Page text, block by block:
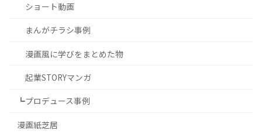
ショート動画
まんがチラシ事例
漫画風に学びをまとめた物
起業STORYマンガ
┗プロデュース事例
漫画紙芝居